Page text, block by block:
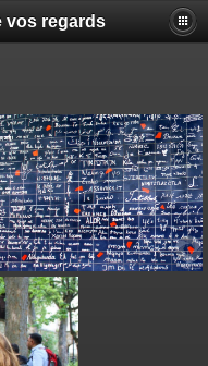
vos regards